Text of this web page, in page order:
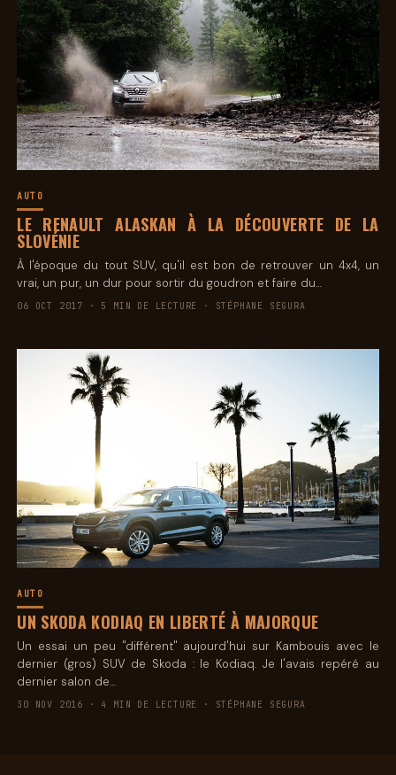
AUTO
LE RENAULT ALASKAN À LA DÉCOUVERTE DE LA
SLOVÉNIE
À l'époque du tout SUV, qu'il est bon de retrouver un 4x4, un
vrai, un pur, un dur pour sortir du goudron et faire du…
06 OCT 2017 · 5 MIN DE LECTURE · STÉPHANE SEGURA
AUTO
UN SKODA KODIAQ EN LIBERTÉ À MAJORQUE
Un essai un peu "différent" aujourd'hui sur Kambouis avec le
dernier (gros) SUV de Skoda : le Kodiaq. Je l'avais repéré au
dernier salon de…
30 NOV 2016 · 4 MIN DE LECTURE · STÉPHANE SEGURA